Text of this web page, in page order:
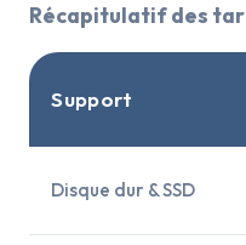
Récapitulatif des
Support
Disque dur & SSD